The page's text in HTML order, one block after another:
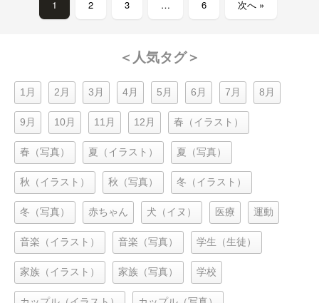
1 2 3 … 6 次へ »
＜人気タグ＞
1月 2月 3月 4月 5月 6月 7月 8月
9月 10月 11月 12月 春（イラスト）
春（写真） 夏（イラスト） 夏（写真）
秋（イラスト） 秋（写真） 冬（イラスト）
冬（写真） 赤ちゃん 犬（イヌ） 医療 運動
音楽（イラスト） 音楽（写真） 学生（生徒）
家族（イラスト） 家族（写真） 学校